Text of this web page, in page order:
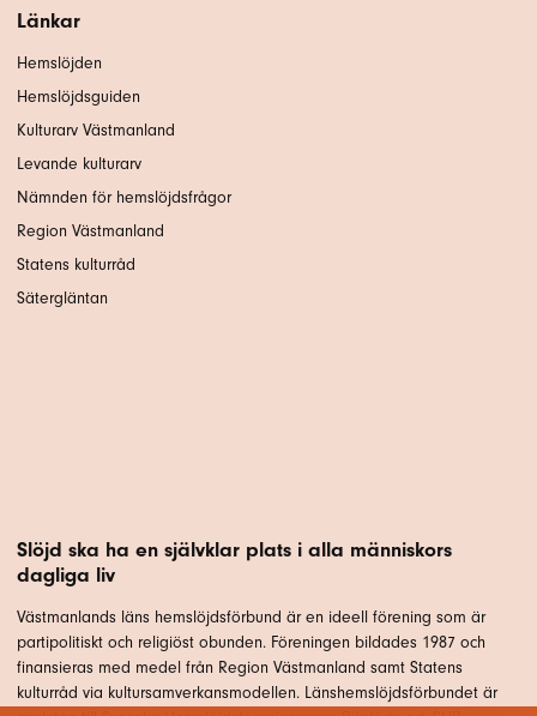
Länkar
Hemslöjden
Hemslöjdsguiden
Kulturarv Västmanland
Levande kulturarv
Nämnden för hemslöjdsfrågor
Region Västmanland
Statens kulturråd
Sätergläntan
Slöjd ska ha en självklar plats i alla människors
dagliga liv
Västmanlands läns hemslöjdsförbund är en ideell förening som är
partipolitiskt och religiöst obunden. Föreningen bildades 1987 och
finansieras med medel från Region Västmanland samt Statens
kulturråd via kultursamverkansmodellen. Länshemslöjdsförbundet är